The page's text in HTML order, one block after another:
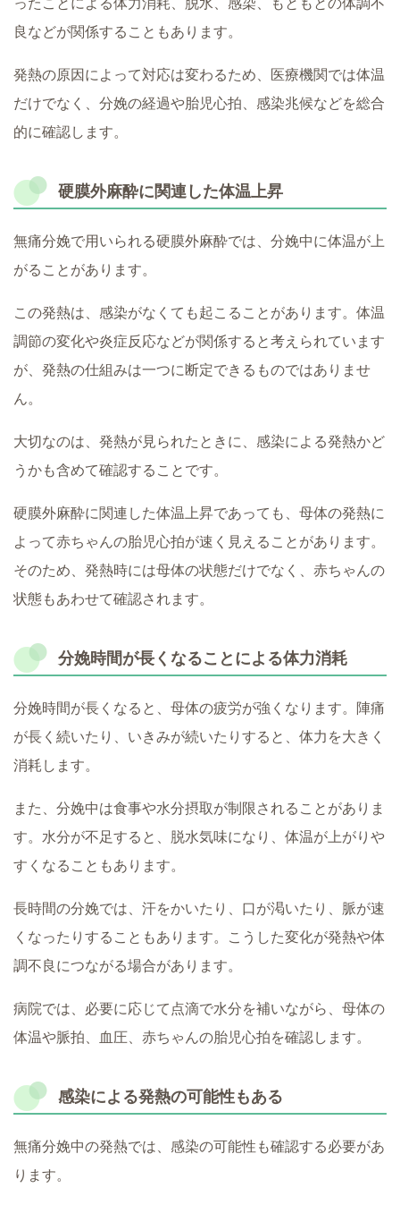
ったことによる体力消耗、脱水、感染、もともとの体調不
良などが関係することもあります。
発熱の原因によって対応は変わるため、医療機関では体温
だけでなく、分娩の経過や胎児心拍、感染兆候などを総合
的に確認します。
硬膜外麻酔に関連した体温上昇
無痛分娩で用いられる硬膜外麻酔では、分娩中に体温が上
がることがあります。
この発熱は、感染がなくても起こることがあります。体温
調節の変化や炎症反応などが関係すると考えられています
が、発熱の仕組みは一つに断定できるものではありませ
ん。
大切なのは、発熱が見られたときに、感染による発熱かど
うかも含めて確認することです。
硬膜外麻酔に関連した体温上昇であっても、母体の発熱に
よって赤ちゃんの胎児心拍が速く見えることがあります。
そのため、発熱時には母体の状態だけでなく、赤ちゃんの
状態もあわせて確認されます。
分娩時間が長くなることによる体力消耗
分娩時間が長くなると、母体の疲労が強くなります。陣痛
が長く続いたり、いきみが続いたりすると、体力を大きく
消耗します。
また、分娩中は食事や水分摂取が制限されることがありま
す。水分が不足すると、脱水気味になり、体温が上がりや
すくなることもあります。
長時間の分娩では、汗をかいたり、口が渇いたり、脈が速
くなったりすることもあります。こうした変化が発熱や体
調不良につながる場合があります。
病院では、必要に応じて点滴で水分を補いながら、母体の
体温や脈拍、血圧、赤ちゃんの胎児心拍を確認します。
感染による発熱の可能性もある
無痛分娩中の発熱では、感染の可能性も確認する必要があ
ります。